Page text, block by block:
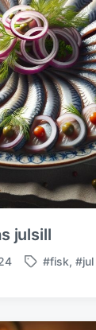
julsill
M
k
#fisk, #jul